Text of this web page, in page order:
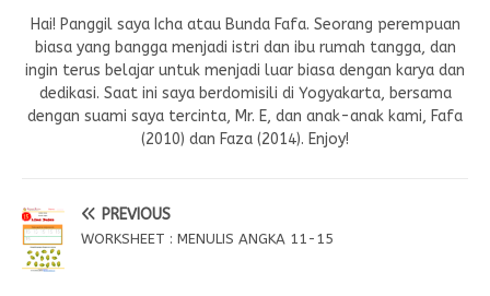
Hai! Panggil saya Icha atau Bunda Fafa. Seorang perempuan
biasa yang bangga menjadi istri dan ibu rumah tangga, dan
ingin terus belajar untuk menjadi luar biasa dengan karya dan
dedikasi. Saat ini saya berdomisili di Yogyakarta, bersama
dengan suami saya tercinta, Mr. E, dan anak-anak kami, Fafa
(2010) dan Faza (2014). Enjoy!
PREVIOUS
WORKSHEET : MENULIS ANGKA 11-15